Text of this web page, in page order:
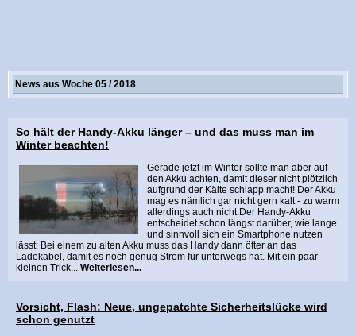
News aus Woche 05 / 2018
So hält der Handy-Akku länger – und das muss man im
Winter beachten!
Gerade jetzt im Winter sollte man aber auf
den Akku achten, damit dieser nicht plötzlich
aufgrund der Kälte schlapp macht! Der Akku
mag es nämlich gar nicht gern kalt - zu warm
allerdings auch nicht.Der Handy-Akku
entscheidet schon längst darüber, wie lange
und sinnvoll sich ein Smartphone nutzen
lässt: Bei einem zu alten Akku muss das Handy dann öfter an das
Ladekabel, damit es noch genug Strom für unterwegs hat. Mit ein paar
kleinen Trick... Weiterlesen...
Vorsicht, Flash: Neue, ungepatchte Sicherheitslücke wird
schon genutzt